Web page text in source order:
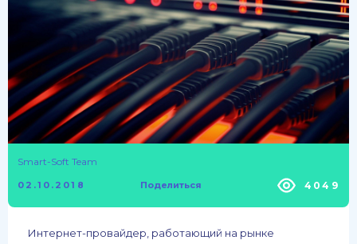
Smart-Soft Team
02.10.2018 Поделиться 4049
Интернет-провайдер, работающий на рынке